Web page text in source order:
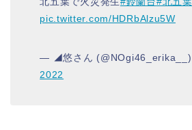
pic.twitter.com/HDRbAlzu5W
— ◢悠さん (@NOgi46_erika__)
2022